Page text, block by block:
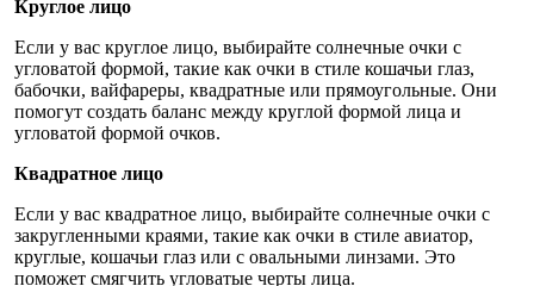
Круглое лицо
Если у вас круглое лицо, выбирайте солнечные очки с
угловатой формой, такие как очки в стиле кошачьи глаз,
бабочки, вайфареры, квадратные или прямоугольные. Они
помогут создать баланс между круглой формой лица и
угловатой формой очков.
Квадратное лицо
Если у вас квадратное лицо, выбирайте солнечные очки с
закругленными краями, такие как очки в стиле авиатор,
круглые, кошачьи глаз или с овальными линзами. Это
поможет смягчить угловатые черты лица.